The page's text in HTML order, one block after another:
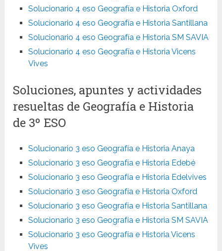
Solucionario 4 eso Geografía e Historia Oxford
Solucionario 4 eso Geografía e Historia Santillana
Solucionario 4 eso Geografía e Historia SM SAVIA
Solucionario 4 eso Geografía e Historia Vicens
Vives
Soluciones, apuntes y actividades
resueltas de Geografía e Historia
de 3º ESO
Solucionario 3 eso Geografía e Historia Anaya
Solucionario 3 eso Geografía e Historia Edebé
Solucionario 3 eso Geografía e Historia Edelvives
Solucionario 3 eso Geografía e Historia Oxford
Solucionario 3 eso Geografía e Historia Santillana
Solucionario 3 eso Geografía e Historia SM SAVIA
Solucionario 3 eso Geografía e Historia Vicens
Vives